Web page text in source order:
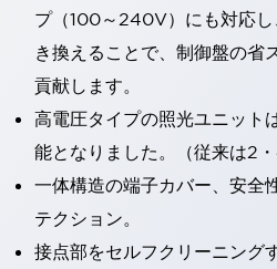
プ（100～240V）にも対応
き換えることで、制御盤の省
貢献します。
高電圧タイプの照光ユニット
能となりました。（従来は2・
一体構造の端子カバー、安全
テクション。
接点部をセルフクリーニング